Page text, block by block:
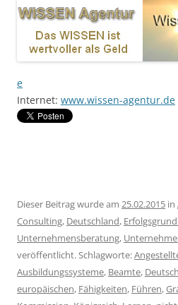
e
Internet: www.wissen-agentur.de
Dieser Beitrag wurde am 25.02.2015 in
Consulting, Deutschland,
Unternehmensberatung,
veröffentlicht. Schlagworte:
Ausbildungssysteme, Beamte,
europäischen, Fähigkeiten, Führen,